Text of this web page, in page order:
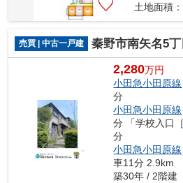
土地面積
売買 | 中古一戸建 秦野市南矢名5丁目
2,280万円
小田急小田原線
分
小田急小田原線
分 「学校入口
分
小田急小田原線
車11分 2.9km
築30年 / 2階建